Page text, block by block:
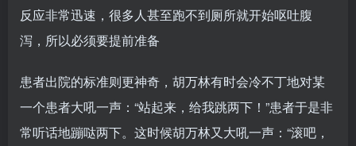
反应非常迅速，很多人甚至跑不到厕所就开始呕吐腹
泻，所以必须要提前准备
患者出院的标准则更神奇，胡万林有时会冷不丁地对某
一个患者大吼一声：“站起来，给我跳两下！”患者于是非
常听话地蹦哒两下。这时候胡万林又大吼一声：“滚吧，